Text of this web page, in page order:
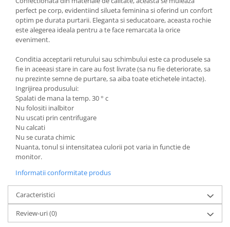
perfect pe corp, evidentiind silueta feminina si oferind un confort
optim pe durata purtarii. Eleganta si seducatoare, aceasta rochie
este alegerea ideala pentru a te face remarcata la orice
eveniment.
Conditia acceptarii returului sau schimbului este ca produsele sa
fie in aceeasi stare in care au fost livrate (sa nu fie deteriorate, sa
nu prezinte semne de purtare, sa aiba toate etichetele intacte).
Ingrijirea produsului:
Spalati de mana la temp. 30 ° c
Nu folositi inalbitor
Nu uscati prin centrifugare
Nu calcati
Nu se curata chimic
Nuanta, tonul si intensitatea culorii pot varia in functie de
monitor.
Informatii conformitate produs
Caracteristici
Review-uri(0)